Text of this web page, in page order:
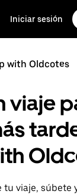
Iniciar sesión
with Oldcotes
viaje
tu viaje, súbete